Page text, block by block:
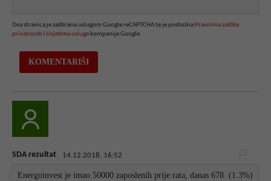
Ova stranica je zaštićena uslugom Google reCAPTCHA te je podložna Pravilima zaštite
privatnosti i Uvjetima usluge kompanije Google.
SDA rezultat 14.12.2018. 16:52
Energoinvest je imao 50000 zaposlenih prije rata, danas 678. (1.3%)